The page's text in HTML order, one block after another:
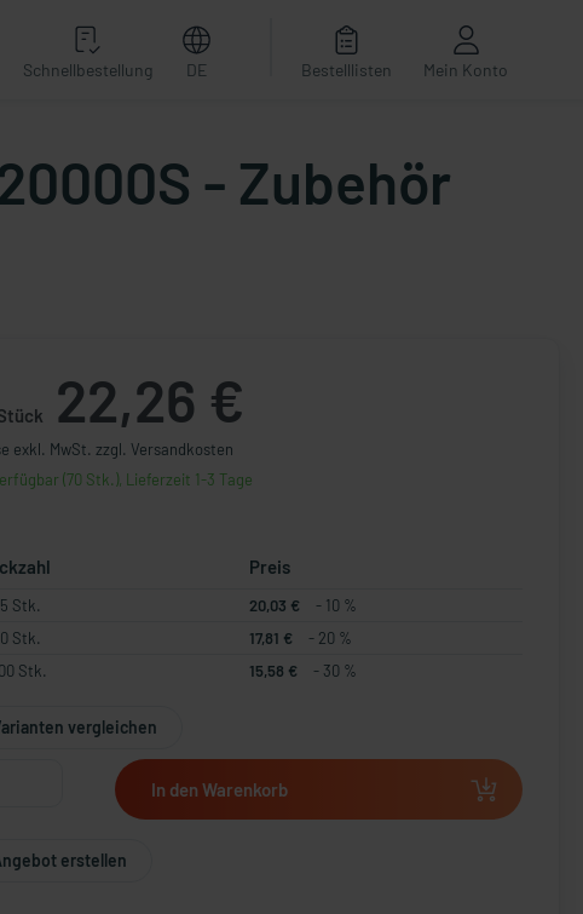
Schnellbestellung DE Bestelllisten Mein Konto
- Zubehör
22,26 €
exkl. MwSt. zzgl. Versandkosten
(70 Stk.), Lieferzeit 1-3 Tage
Preis
Stk. 20,03 €
- 10 %
Stk.
17,81 €
- 20 %
Stk.
15,58 € - 30 %
vergleichen
In den Warenkorb
erstellen